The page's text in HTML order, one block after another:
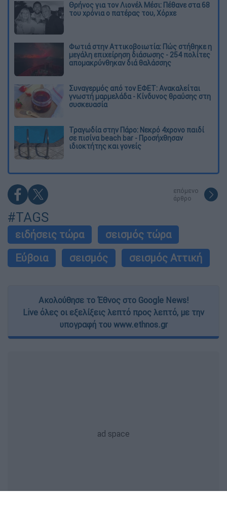
Θρήνος για τον Λιονέλ Μέσι: Πέθανε στα 68
του χρόνια ο πατέρας του, Χόρχε
Φωτιά στην Αττικοβοιωτία: Πώς στήθηκε η
μεγάλη επιχείρηση διάσωσης - 254 πολίτες
απομακρύνθηκαν διά θαλάσσης
Συναγερμός από τον ΕΦΕΤ: Ανακαλείται
γνωστή μαρμελάδα - Κίνδυνος θραύσης στη
συσκευασία
Τραγωδία στην Πάρο: Νεκρό 4χρονο παιδί
σε πισίνα beach bar - Προσήχθησαν
ιδιοκτήτης και γονείς
επόμενο
άρθρο
#TAGS
ειδήσεις τώρα
σεισμός τώρα
Εύβοια
σεισμός σεισμός Αττική
Ακολούθησε το Έθνος στο Google News!
Live όλες οι εξελίξεις λεπτό προς λεπτό, με την
υπογραφή του www.ethnos.gr